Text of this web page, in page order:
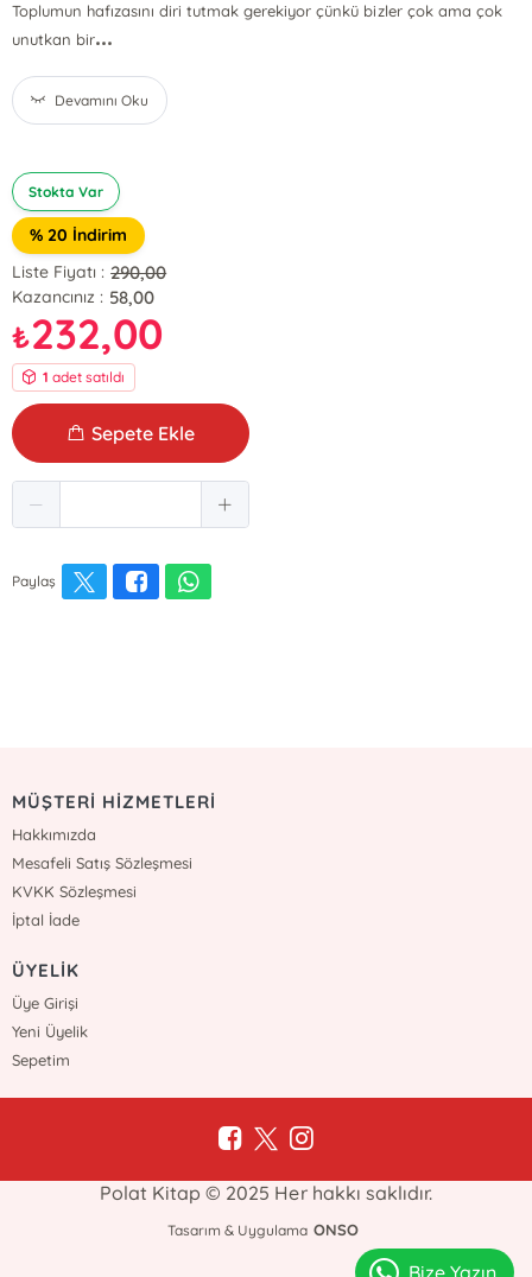
Toplumun hafızasını diri tutmak gerekiyor çünkü bizler çok ama çok
unutkan bir...
Devamını Oku
Stokta Var
% 20 İndirim
Liste Fiyatı : 290,00
Kazancınız : 58,00
₺232,00
1 adet satıldı
Sepete Ekle
Paylaş
MÜŞTERİ HİZMETLERİ
Hakkımızda
Mesafeli Satış Sözleşmesi
KVKK Sözleşmesi
İptal İade
ÜYELİK
Üye Girişi
Yeni Üyelik
Sepetim
Polat Kitap © 2025 Her hakkı saklıdır.
Tasarım & Uygulama ONSO
Bize Yazın